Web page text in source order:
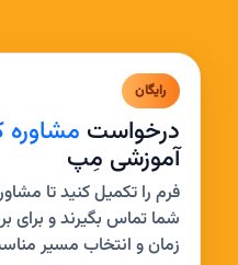
رایگان
درخواست مشاوره
آموزشی مِپ
فرم را تکمیل کنید تا
شما تماس بگیرند و برای
زمان و انتخاب مسیر